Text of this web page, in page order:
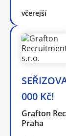
včerejší
000 Kč!
Grafton
Praha